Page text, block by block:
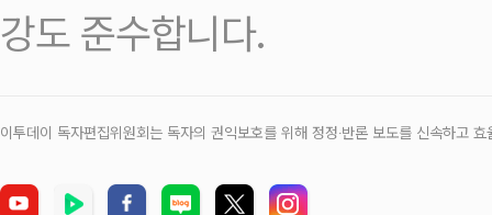
강도 준수합니다.
이투데이 독자편집위원회는 독자의 권익보호를 위해 정정‧반론 보도를 신속하고